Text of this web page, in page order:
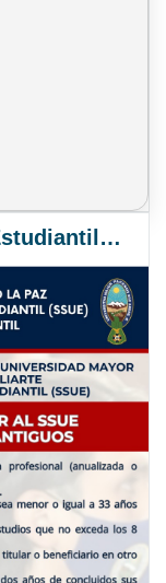
Seguro Social Universitario Estudiantil SSUE